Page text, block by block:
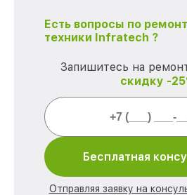
Есть вопросы по
техники Infratech ?
Запишитесь на
скидку -
Бесплатная
Отправляя заявку на